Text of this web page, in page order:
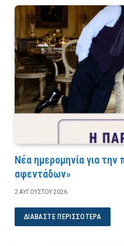
Νέα ημερομηνία για
αφεντάδων»
2 ΑΥΓΟΎΣΤΟΥ 2026
ΔΙΑΒΆΣΤΕ ΠΕΡΙΣΣΌΤΕΡΑ